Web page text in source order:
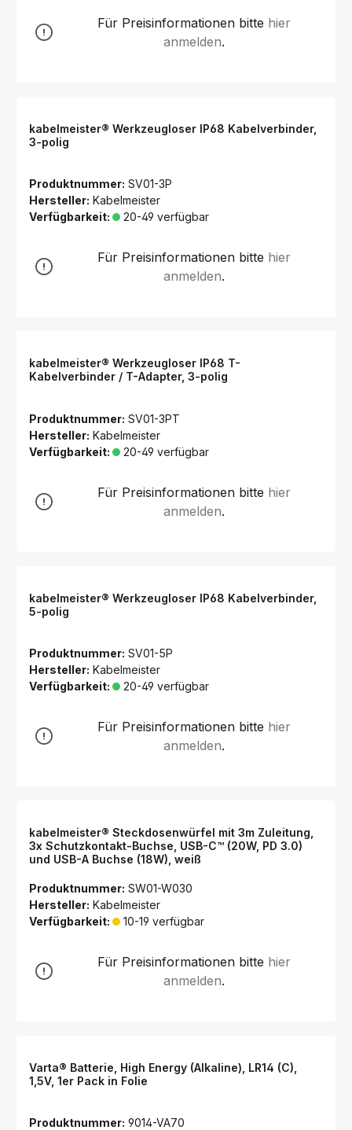
Für Preisinformationen bitte hier
anmelden.
kabelmeister® Werkzeugloser IP68 Kabelverbinder,
3-polig
Produktnummer: SV01-3P
Hersteller: Kabelmeister
Verfügbarkeit:
20-49 verfügbar
Für Preisinformationen bitte hier
anmelden.
kabelmeister® Werkzeugloser IP68 T-
Kabelverbinder / T-Adapter, 3-polig
Produktnummer: SV01-3PT
Hersteller: Kabelmeister
Verfügbarkeit:
20-49 verfügbar
Für Preisinformationen bitte hier
anmelden.
kabelmeister® Werkzeugloser IP68 Kabelverbinder,
5-polig
Produktnummer: SV01-5P
Hersteller: Kabelmeister
Verfügbarkeit:
20-49 verfügbar
Für Preisinformationen bitte hier
anmelden.
kabelmeister® Steckdosenwürfel mit 3m Zuleitung,
3x Schutzkontakt-Buchse, USB-C™ (20W, PD 3.0)
und USB-A Buchse (18W), weiß
Produktnummer: SW01-W030
Hersteller: Kabelmeister
Verfügbarkeit:
10-19 verfügbar
Für Preisinformationen bitte hier
anmelden.
Varta® Batterie, High Energy (Alkaline), LR14 (C),
1,5V, 1er Pack in Folie
Produktnummer: 9014-VA70